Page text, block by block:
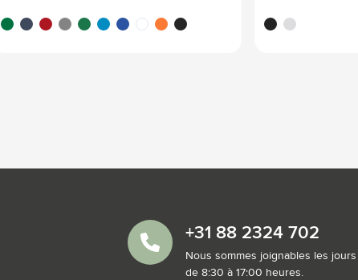
vert/blanc
bleu foncé/blanc
blanc/rouge
gris/blanc
blanc/vert
blanc/bleu clair
blanc/bleu foncé
blanc/blanc
blanc/orange
noir/blanc noir blanc
+31 88 2324 702
Nous sommes joignables les
de 8:30 à 17:00 heures.